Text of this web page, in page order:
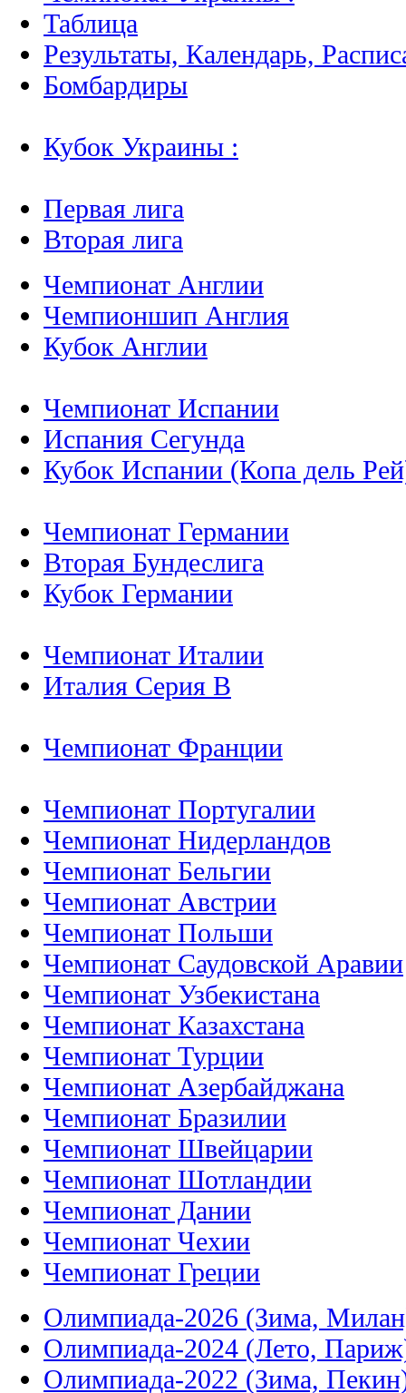
Таблица
Результаты, Календарь,
Бомбардиры
Кубок Украины :
Первая лига
Вторая лига
Чемпионат Англии
Чемпионшип Англия
Кубок Англии
Чемпионат Испании
Испания Сегунда
Кубок Испании (Копа дель
Чемпионат Германии
Вторая Бундеслига
Кубок Германии
Чемпионат Италии
Италия Серия B
Чемпионат Франции
Чемпионат Португалии
Чемпионат Нидерландов
Чемпионат Бельгии
Чемпионат Австрии
Чемпионат Польши
Чемпионат Саудовской Аравии
Чемпионат Узбекистана
Чемпионат Казахстана
Чемпионат Турции
Чемпионат Азербайджана
Чемпионат Бразилии
Чемпионат Швейцарии
Чемпионат Шотландии
Чемпионат Дании
Чемпионат Чехии
Чемпионат Греции
Олимпиада-2026 (Зима,
Олимпиада-2024 (Лето,
Олимпиада-2022 (Зима,